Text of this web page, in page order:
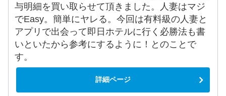
与明細を買い取らせて頂きました。人妻はマジ
でEasy。簡単にヤレる。今回は有料級の人妻と
アプリで出会って即日ホテルに行く必勝法も書
いといたから参考にするように！とのことで
す。
詳細ページ